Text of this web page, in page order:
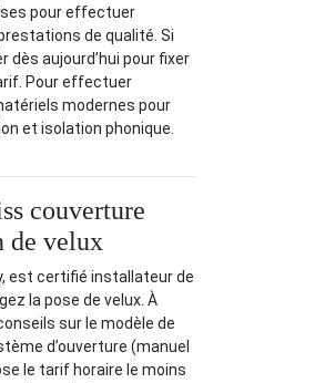
pour effectuer
de qualité. Si
dès aujourd’hui pour fixer
Pour effectuer
modernes pour
et isolation phonique.
couverture
de velux
est certifié installateur de
la pose de velux. À
sur le modèle de
d’ouverture (manuel
le tarif horaire le moins